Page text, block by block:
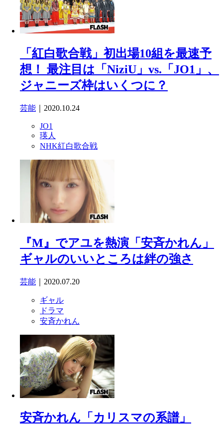
「紅白歌合戦」初出場10組を最速予
想！ 最注目は「NiziU」vs.「JO1」、
ジャニーズ枠はいくつに？
芸能 ｜2020.10.24
JO1
瑛人
NHK紅白歌合戦
『M』でアユを熱演「安斉かれん」
ギャルのいいところは絆の強さ
芸能 ｜2020.07.20
ギャル
ドラマ
安斉かれん
安斉かれん「カリスマの系譜」